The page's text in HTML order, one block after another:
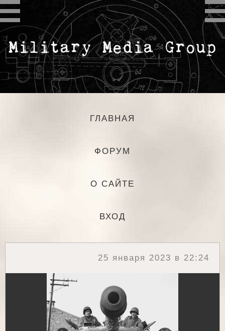
ГЛАВНАЯ
ФОРУМ
О САЙТЕ
ВХОД
25 января 2023 в 22:24